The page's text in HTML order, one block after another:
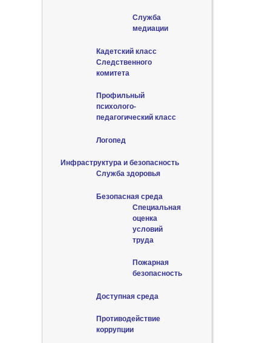
Служба
медиации
Кадетский класс
Следственного
комитета
Профильный
психолого-
педагогический класс
Логопед
Инфраструктура и безопасность
Служба здоровья
Безопасная среда
Специальная
оценка
условий
труда
Пожарная
безопасность
Доступная среда
Противодействие
коррупции